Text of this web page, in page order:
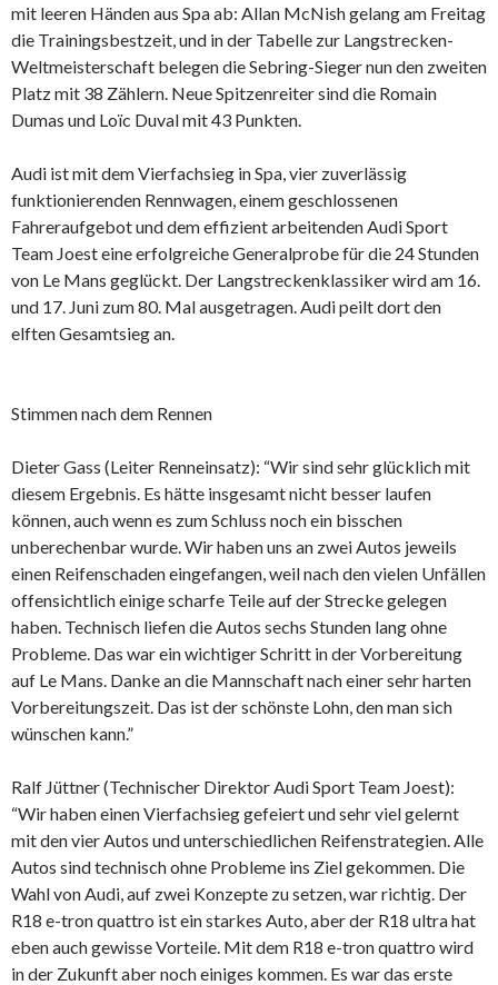
mit leeren Händen aus Spa ab: Allan McNish gelang am Freitag
die Trainingsbestzeit, und in der Tabelle zur Langstrecken-
Weltmeisterschaft belegen die Sebring-Sieger nun den zweiten
Platz mit 38 Zählern. Neue Spitzenreiter sind die Romain
Dumas und Loïc Duval mit 43 Punkten.
Audi ist mit dem Vierfachsieg in Spa, vier zuverlässig
funktionierenden Rennwagen, einem geschlossenen
Fahreraufgebot und dem effizient arbeitenden Audi Sport
Team Joest eine erfolgreiche Generalprobe für die 24 Stunden
von Le Mans geglückt. Der Langstreckenklassiker wird am 16.
und 17. Juni zum 80. Mal ausgetragen. Audi peilt dort den
elften Gesamtsieg an.
Stimmen nach dem Rennen
Dieter Gass (Leiter Renneinsatz): “Wir sind sehr glücklich mit
diesem Ergebnis. Es hätte insgesamt nicht besser laufen
können, auch wenn es zum Schluss noch ein bisschen
unberechenbar wurde. Wir haben uns an zwei Autos jeweils
einen Reifenschaden eingefangen, weil nach den vielen Unfällen
offensichtlich einige scharfe Teile auf der Strecke gelegen
haben. Technisch liefen die Autos sechs Stunden lang ohne
Probleme. Das war ein wichtiger Schritt in der Vorbereitung
auf Le Mans. Danke an die Mannschaft nach einer sehr harten
Vorbereitungszeit. Das ist der schönste Lohn, den man sich
wünschen kann.”
Ralf Jüttner (Technischer Direktor Audi Sport Team Joest):
“Wir haben einen Vierfachsieg gefeiert und sehr viel gelernt
mit den vier Autos und unterschiedlichen Reifenstrategien. Alle
Autos sind technisch ohne Probleme ins Ziel gekommen. Die
Wahl von Audi, auf zwei Konzepte zu setzen, war richtig. Der
R18 e-tron quattro ist ein starkes Auto, aber der R18 ultra hat
eben auch gewisse Vorteile. Mit dem R18 e-tron quattro wird
in der Zukunft aber noch einiges kommen. Es war das erste